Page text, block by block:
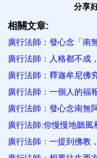
分享
相關文章:
廣行法師：發心念「南
廣行法師：人格都不成
廣行法師：釋迦牟尼佛
廣行法師：一個人的福
廣行法師：發心念南無
廣行法師:你慢慢地聽風
廣行法師：一提到佛教